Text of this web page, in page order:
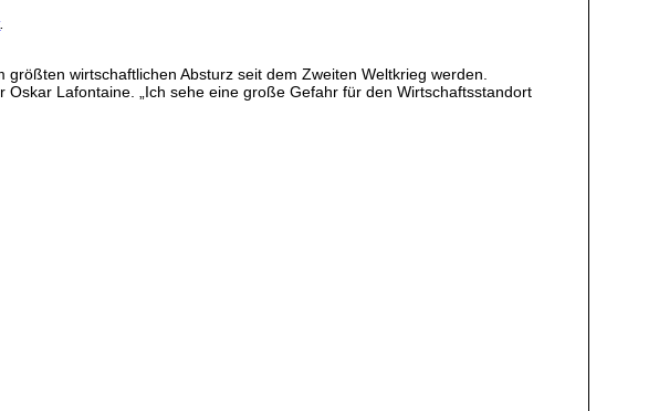
.
wirtschaftlichen Absturz seit dem Zweiten Weltkrieg werden.
Lafontaine. „Ich sehe eine große Gefahr für den Wirtschaftsstandort